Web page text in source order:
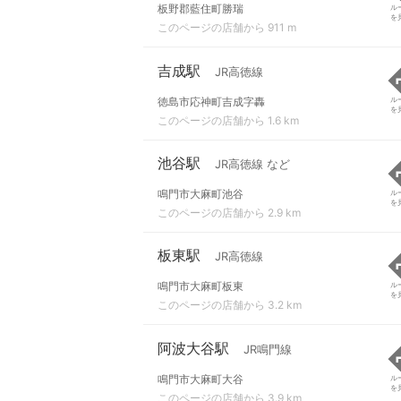
板野郡藍住町勝瑞
このページの店舗から 911 m
ル
を
吉成駅 JR高徳線
徳島市応神町吉成字轟
このページの店舗から 1.6 km
ル
を
池谷駅 JR高徳線 など
鳴門市大麻町池谷
このページの店舗から 2.9 km
ル
を
板東駅 JR高徳線
鳴門市大麻町板東
このページの店舗から 3.2 km
ル
を
阿波大谷駅 JR鳴門線
鳴門市大麻町大谷
このページの店舗から 3.9 km
ル
を